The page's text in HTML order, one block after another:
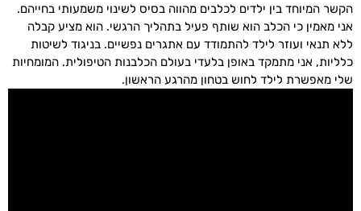
הקשר המיוחד בין ילדים לכלבים מהווה בסיס לשינוי משמעותי בחייהם.
אני מאמין כי הכלב הוא שותף פעיל בתהליך הרגשי. הוא מציע קבלה
ללא תנאי ועוזר לילד להתמודד עם אתגרים נפשיים. בניגוד לשיטות
כלליות, אני מתמקד באופן בלעדי בעולם הכלבנות הטיפולית. המומחיות
שלי מאפשרת לילד לחוש בטחון מהרגע הראשון.